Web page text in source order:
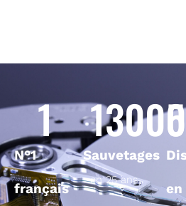
N°1
français
1
Sauvetages
en 25 ans